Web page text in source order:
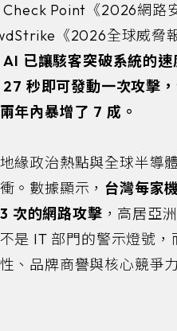
Check Point《2026網路
《2026全球威脅
已讓駭客突破系統的
27 秒即可發動一次攻擊
年內暴增了 7 成。
緣政治熱點與全球半導
。數據顯示， 台灣每家
次的網路攻擊 ，高居亞
是 IT 部門的警示燈號
、品牌商譽與核心競爭